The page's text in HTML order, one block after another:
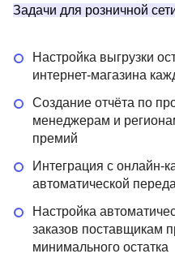
Задачи для розничной
Настройка выгрузки
интернет-магазина
Создание отчёта по
менеджерам и
премий
Интеграция с онлайн-
автоматической
Настройка
заказов поставщикам
минимального остатка